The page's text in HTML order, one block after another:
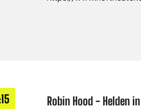
Robin Hood - Helden